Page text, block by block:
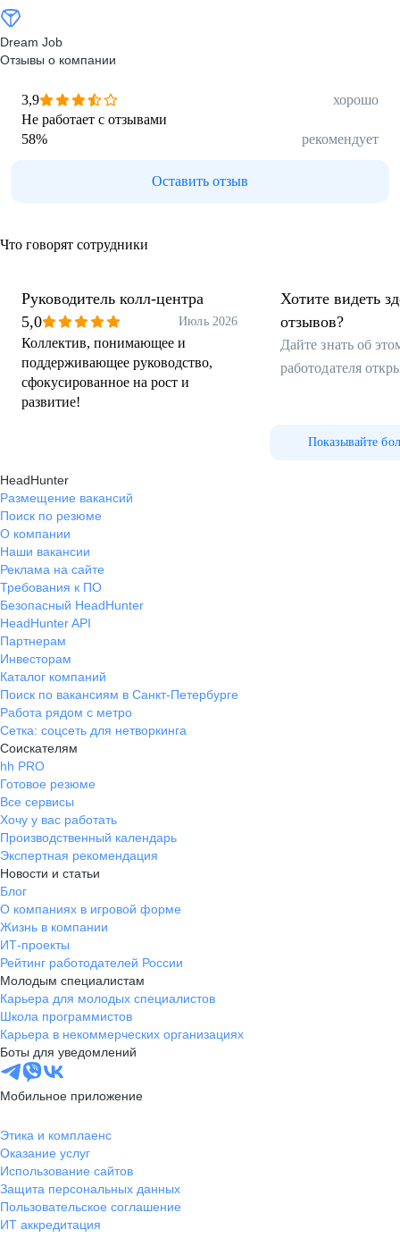
Dream Job
Отзывы о компании
3,9
хорошо
Не работает с отзывами
58% рекомендует
Оставить отзыв
Что говорят сотрудники
Руководитель колл-центра
5,0
Июль 2026
Коллектив, понимающее и
поддерживающее руководство,
сфокусированное на рост и
развитие!
Хотите видеть
отзывов?
Дайте знать об
работодателя
Показывайте
HeadHunter
Размещение вакансий
Поиск по резюме
О компании
Наши вакансии
Реклама на сайте
Требования к ПО
Безопасный HeadHunter
HeadHunter API
Партнерам
Инвесторам
Каталог компаний
Поиск по вакансиям в Санкт-Петербурге
Работа рядом с метро
Сетка: соцсеть для нетворкинга
Соискателям
hh PRO
Готовое резюме
Все сервисы
Хочу у вас работать
Производственный календарь
Экспертная рекомендация
Новости и статьи
Блог
О компаниях в игровой форме
Жизнь в компании
ИТ-проекты
Рейтинг работодателей России
Молодым специалистам
Карьера для молодых специалистов
Школа программистов
Карьера в некоммерческих организациях
Боты для уведомлений
Мобильное приложение
Этика и комплаенс
Оказание услуг
Использование сайтов
Защита персональных данных
Пользовательское соглашение
ИТ аккредитация